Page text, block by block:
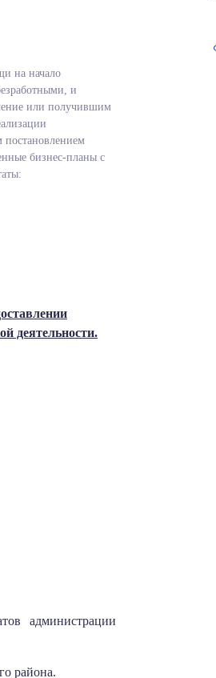
на начало
и
или получившим
постановлением
бизнес-планы с
деятельности.
администрации
района.